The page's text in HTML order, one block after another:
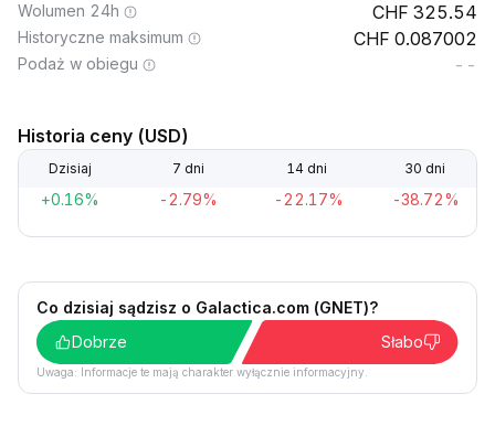
Wolumen 24h 325.54
Historyczne maksimum 0.087002
Podaż w obiegu --
Historia ceny (USD)
Dzisiaj 7 dni 14 dni 30 dni
+0.16% -2.79% -22.17% -38.72%
Co dzisiaj sądzisz o Galactica.com (GNET)?
Dobrze
Słabo
Uwaga: Informacje te mają charakter wyłącznie informacyjny.